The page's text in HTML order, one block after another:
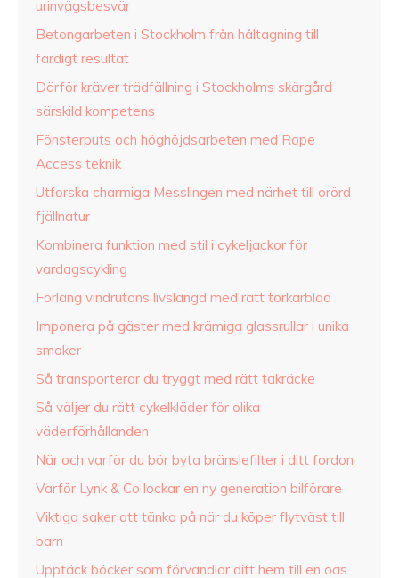
urinvägsbesvär
Betongarbeten i Stockholm från håltagning till
färdigt resultat
Därför kräver trädfällning i Stockholms skärgård
särskild kompetens
Fönsterputs och höghöjdsarbeten med Rope
Access teknik
Utforska charmiga Messlingen med närhet till orörd
fjällnatur
Kombinera funktion med stil i cykeljackor för
vardagscykling
Förläng vindrutans livslängd med rätt torkarblad
Imponera på gäster med krämiga glassrullar i unika
smaker
Så transporterar du tryggt med rätt takräcke
Så väljer du rätt cykelkläder för olika
väderförhållanden
När och varför du bör byta bränslefilter i ditt fordon
Varför Lynk & Co lockar en ny generation bilförare
Viktiga saker att tänka på när du köper flytväst till
barn
Upptäck böcker som förvandlar ditt hem till en oas